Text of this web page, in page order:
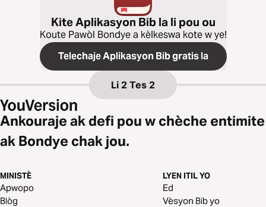
Kite Aplikasyon Bib la li pou ou
Koute Pawòl Bondye a kèlkeswa kote w ye!
Telechaje Aplikasyon Bib gratis la
Li 2 Tes 2
Ankouraje ak defi pou w chèche entimite
ak Bondye chak jou.
MINISTÈ
Apwopo
Blòg
LYEN ITIL YO
Ed
Vèsyon Bib yo